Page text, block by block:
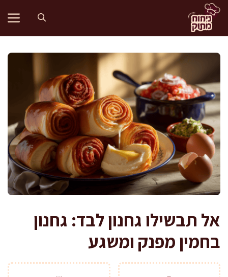
לדלג
לתוכן
אל תבשילו גחנון לבד: גחנון
בחמין מפנק ומשגע